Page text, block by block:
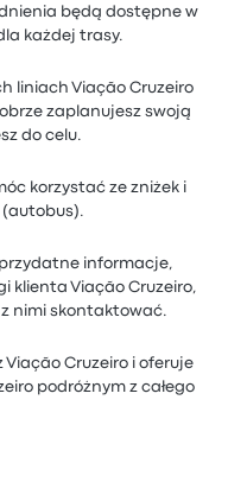
będą dostępne w
każdej trasy.
liniach Viação Cruzeiro
zaplanujesz swoją
do celu.
korzystać ze zniżek i
informacje,
klienta Viação Cruzeiro,
z nimi skontaktować.
Viação Cruzeiro i oferuje
podróżnym z całego